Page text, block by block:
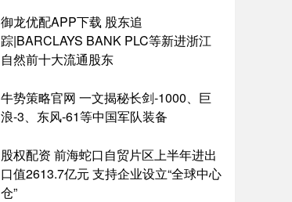
御龙优配APP下载 股东追
踪|BARCLAYS BANK PLC等新进浙江
自然前十大流通股东
牛势策略官网 一文揭秘长剑-1000、巨
浪-3、东风-61等中国军队装备
股权配资 前海蛇口自贸片区上半年进出
口值2613.7亿元 支持企业设立“全球中心
仓”